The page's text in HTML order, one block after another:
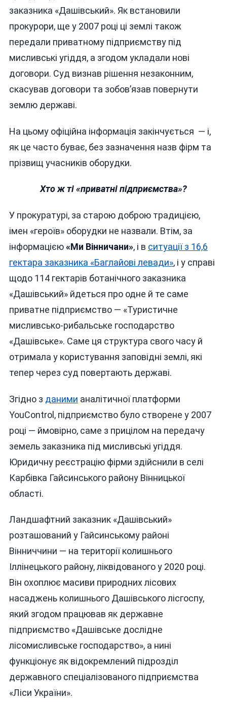
заказника «Дашівський». Як встановили
прокурори, ще у 2007 році ці землі також
передали приватному підприємству під
мисливські угіддя, а згодом укладали нові
договори. Суд визнав рішення незаконним,
скасував договори та зобов’язав повернути
землю державі.
На цьому офіційна інформація закінчується — і,
як це часто буває, без зазначення назв фірм та
прізвищ учасників оборудки.
Хто ж ті «приватні підприємства»?
У прокуратурі, за старою доброю традицією,
імен «героїв» оборудки не назвали. Втім, за
інформацією«Ми Вінничани», і в ситуації з 16,6
гектара заказника «Баглайові левади», і у справі
щодо 114 гектарів ботанічного заказника
«Дашівський» йдеться про одне й те саме
приватне підприємство — «Туристичне
мисливсько-рибальське господарство
«Дашівське». Саме ця структура свого часу й
отримала у користування заповідні землі, які
тепер через суд повертають державі.
Згідно з даними аналітичної платформи
YouControl, підприємство було створене у 2007
році — ймовірно, саме з прицілом на передачу
земель заказника під мисливські угіддя.
Юридичну реєстрацію фірми здійснили в селі
Карбівка Гайсинського району Вінницької
області.
Ландшафтний заказник «Дашівський»
розташований у Гайсинському районі
Вінниччини — на території колишнього
Іллінецького району, ліквідованого у 2020 році.
Він охоплює масиви природних лісових
насаджень колишнього Дашівського лісгоспу,
який згодом працював як державне
підприємство «Дашівське дослідне
лісомисливське господарство», а нині
функціонує як відокремлений підрозділ
державного спеціалізованого підприємства
«Ліси України».